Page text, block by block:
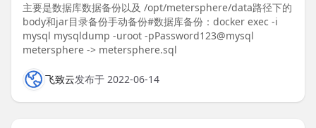
主要是数据库数据备份以及 /opt/metersphere/data路径下的
body和jar目录备份手动备份#数据库备份：docker exec -i
mysql mysqldump -uroot -pPassword123@mysql
metersphere -> metersphere.sql
飞致云发布于 2022-06-14